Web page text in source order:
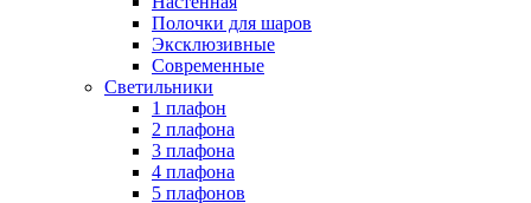
Полочки для шаров
Эксклюзивные
Современные
Светильники
1 плафон
2 плафона
3 плафона
4 плафона
5 плафонов